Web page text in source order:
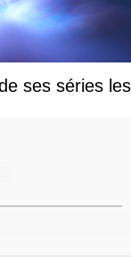
ses séries les